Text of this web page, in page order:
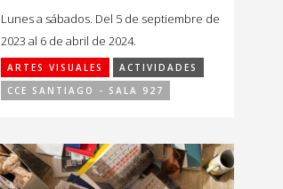
Lunes a sábados. Del 5 de septiembre de
2023 al 6 de abril de 2024.
ARTES VISUALES
ACTIVIDADES
CCE SANTIAGO - SALA 927